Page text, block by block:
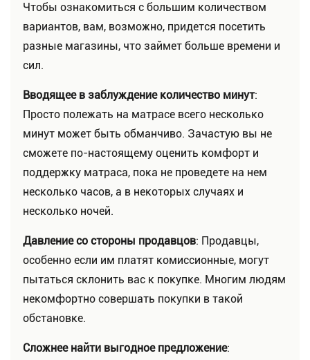
Чтобы ознакомиться с большим количеством
вариантов, вам, возможно, придется посетить
разные магазины, что займет больше времени и
сил.
Вводящее в заблуждение количество минут:
Просто полежать на матрасе всего несколько
минут может быть обманчиво. Зачастую вы не
сможете по-настоящему оценить комфорт и
поддержку матраса, пока не проведете на нем
несколько часов, а в некоторых случаях и
несколько ночей.
Давление со стороны продавцов: Продавцы,
особенно если им платят комиссионные, могут
пытаться склонить вас к покупке. Многим людям
некомфортно совершать покупки в такой
обстановке.
Сложнее найти выгодное предложение: